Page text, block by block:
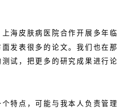
海皮肤病医院合作开展多年临
发表很多的论文。我们也在那
试，把更多的研究成果进行论
特点，可能与我本人负责管理